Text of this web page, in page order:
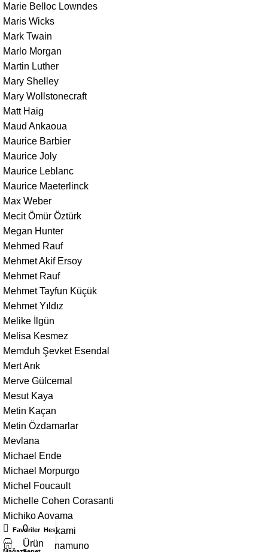
Marie Belloc Lowndes
Maris Wicks
Mark Twain
Marlo Morgan
Martin Luther
Mary Shelley
Mary Wollstonecraft
Matt Haig
Maud Ankaoua
Maurice Barbier
Maurice Joly
Maurice Leblanc
Maurice Maeterlinck
Max Weber
Mecit Ömür Öztürk
Megan Hunter
Mehmed Rauf
Mehmet Akif Ersoy
Mehmet Rauf
Mehmet Tayfun Küçük
Mehmet Yıldız
Melike İlgün
Melisa Kesmez
Memduh Şevket Esendal
Mert Arık
Merve Gülcemal
Mesut Kaya
Metin Kaçan
Metin Özdamarlar
Mevlana
Michael Ende
Michael Morpurgo
Michel Foucault
Michelle Cohen Corasanti
Michiko Aoyama
Mieko Kawakami
Miguel de Unamuno
Favoriler
0
Ürün
Hesabım